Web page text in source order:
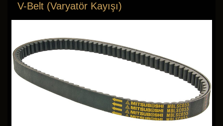
V-Belt (Varyatör Kayışı)